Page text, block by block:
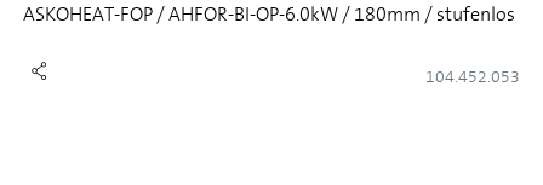
ASKOHEAT-FOP / AHFOR-BI-OP-6.0kW / 180mm / stufenlos
104.452.053